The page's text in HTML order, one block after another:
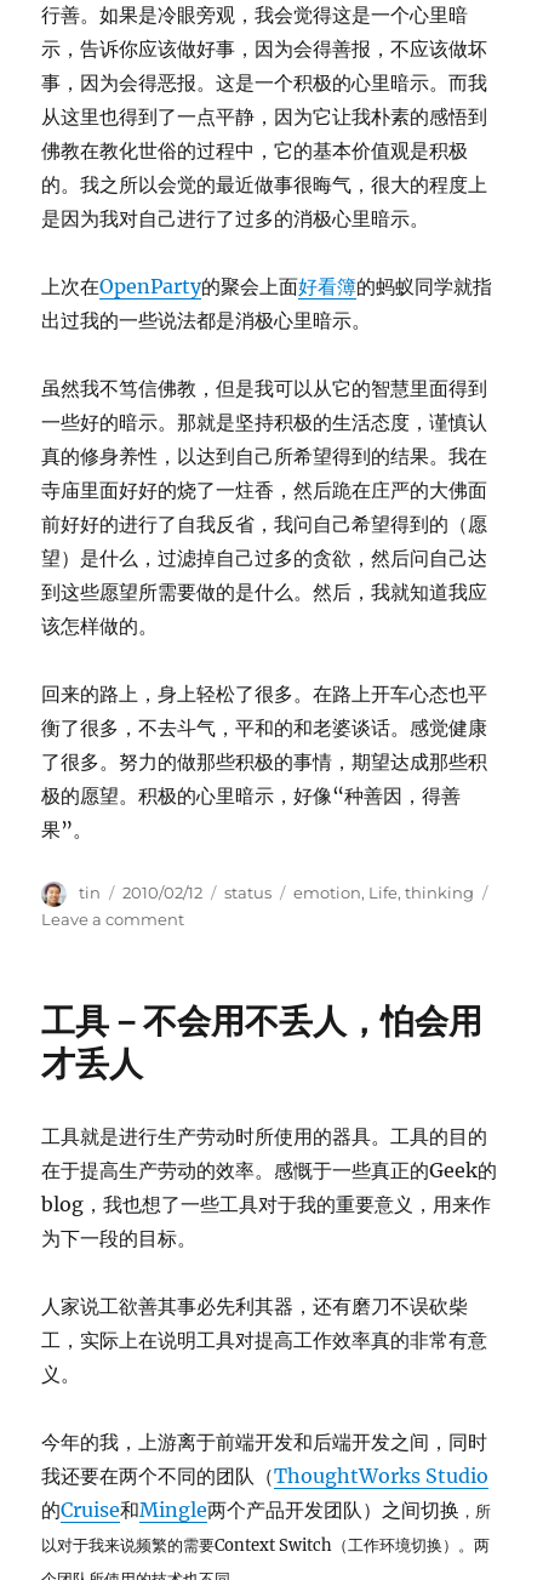
行善。如果是冷眼旁观，我会觉得这是一个心里暗
示，告诉你应该做好事，因为会得善报，不应该做坏
事，因为会得恶报。这是一个积极的心里暗示。而我
从这里也得到了一点平静，因为它让我朴素的感悟到
佛教在教化世俗的过程中，它的基本价值观是积极
的。我之所以会觉的最近做事很晦气，很大的程度上
是因为我对自己进行了过多的消极心里暗示。
上次在OpenParty的聚会上面好看簿的蚂蚁同学就指
出过我的一些说法都是消极心里暗示。
虽然我不笃信佛教，但是我可以从它的智慧里面得到
一些好的暗示。那就是坚持积极的生活态度，谨慎认
真的修身养性，以达到自己所希望得到的结果。我在
寺庙里面好好的烧了一炷香，然后跪在庄严的大佛面
前好好的进行了自我反省，我问自己希望得到的（愿
望）是什么，过滤掉自己过多的贪欲，然后问自己达
到这些愿望所需要做的是什么。然后，我就知道我应
该怎样做的。
回来的路上，身上轻松了很多。在路上开车心态也平
衡了很多，不去斗气，平和的和老婆谈话。感觉健康
了很多。努力的做那些积极的事情，期望达成那些积
极的愿望。积极的心里暗示，好像“种善因，得善
果”。
Author
tin
Posted
on
2010/02/12 Categories
status Tags
emotion, Life,thinking
Leave a commenton
去
了
柘
寺，
这
的
多。
我
们
两
个
工具－不会用不丢人，怕会用
才丢人
工具就是进行生产劳动时所使用的器具。工具的目的
在于提高生产劳动的效率。感慨于一些真正的Geek的
blog，我也想了一些工具对于我的重要意义，用来作
为下一段的目标。
人家说工欲善其事必先利其器，还有磨刀不误砍柴
工，实际上在说明工具对提高工作效率真的非常有意
义。
今年的我，上游离于前端开发和后端开发之间，同时
我还要在两个不同的团队（ThoughtWorks Studio
的Cruise和Mingle两个产品开发团队）之间切换 ，所
以对于我来说频繁的需要Context Switch（工作环境切换）。两